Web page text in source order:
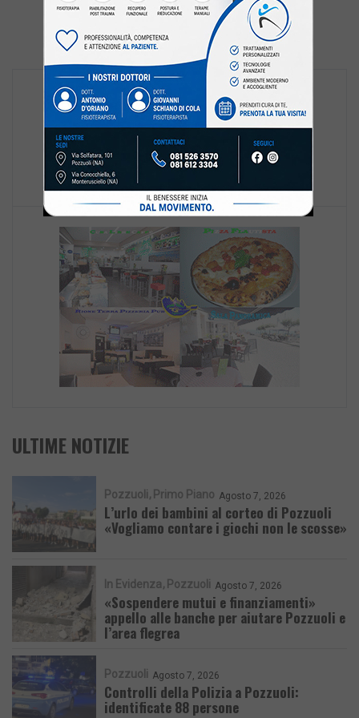
ULTIME NOTIZIE
Pozzuoli Primo Piano Agosto 7, 2026
L’urlo dei bambini al corteo di Pozzuoli
«Vogliamo contare i giochi non le scosse»
In Evidenza Pozzuoli Agosto 7, 2026
«Sospendere mutui e finanziamenti»
appello alle banche per aiutare Pozzuoli e
l’area flegrea
Pozzuoli Agosto 7, 2026
Controlli della Polizia a Pozzuoli:
identificate 88 persone